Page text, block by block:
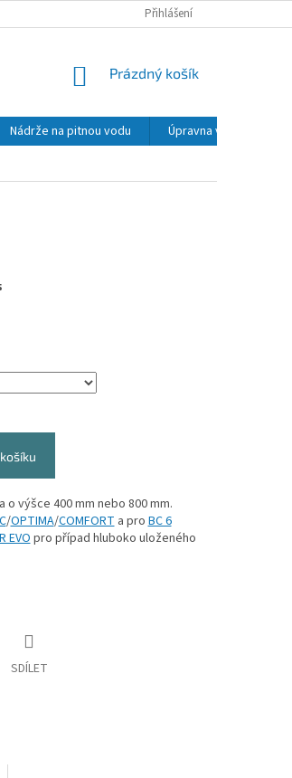
PODMÍNKY OCHRANY OSOBNÍCH ÚDAJŮ
Přihlášení
NÁKUPNÍ
Prázdný košík
Nádrže na pitnou vodu Úpravna vody
o výšce 400 mm nebo 800 mm.
/OPTIMA/COMFORTa proBC 6
EVOpro případ hluboko uloženého
SDÍLET